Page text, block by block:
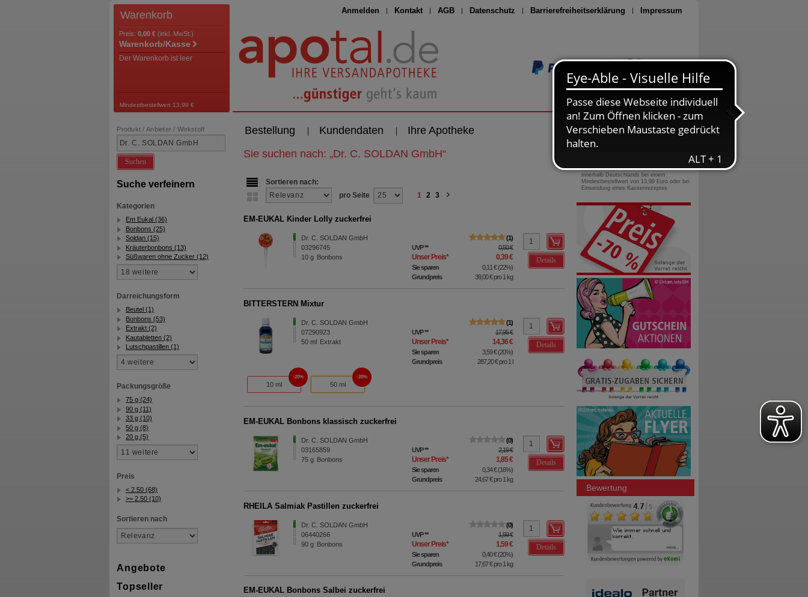
Anmelden Kontakt AGB Datenschutz Barrierefreiheitserklärung Impressum
Seite drucken
Warenkorb
Preis: 0,00 € (inkl. MwSt.)
Warenkorb/Kasse
Der Warenkorb ist leer
Mindestbestellwert 13,99 €
Bestellung Kundendaten Ihre Apotheke
Produkt / Anbieter / Wirkstoff
Suchen
Suche verfeinern
Kategorien
Em Eukal (36)
Bonbons (25)
Soldan (15)
Kräuterbonbons (13)
Süßwaren ohne Zucker (12)
Darreichungsform
Beutel (1)
Bonbons (53)
Extrakt (2)
Kautabletten (2)
Lutschpastillen (1)
Packungsgröße
75 g (24)
90 g (11)
33 g (10)
50 g (8)
20 g (5)
Preis
< 2.50 (68)
>= 2.50 (10)
Sortieren nach
Angebote
Topseller
Sie suchen nach: „Dr. C. SOLDAN GmbH“
Sortieren nach:
pro Seite
1 2 3
EM-EUKAL Kinder Lolly zuckerfrei
Dr. C. SOLDAN GmbH
03296745
10g Bonbons
1
UVP** 0,50 €
Unser Preis* 0,39 €
Sie sparen 0,11 €(22%)
Grundpreis
39,00 €pro 1 kg
Details
BITTERSTERN Mixtur
Dr. C. SOLDAN GmbH
07290923
50 ml Extrakt
1
UVP** 17,95 €
Unser Preis* 14,36 €
Sie sparen 3,59 €(20%)
Grundpreis
287,20 €pro 1 l
Details
10 ml
20%
50 ml
20%
EM-EUKAL Bonbons klassisch zuckerfrei
Dr. C. SOLDAN GmbH
03165859
75g Bonbons
0
UVP** 2,19 €
Unser Preis* 1,85 €
Sie sparen 0,34 €(16%)
Grundpreis
24,67 €pro 1 kg
Details
RHEILA Salmiak Pastillen zuckerfrei
Dr. C. SOLDAN GmbH
06440266
90g Bonbons
0
UVP** 1,99 €
Unser Preis* 1,59 €
Sie sparen 0,40 €(20%)
Grundpreis
17,67 €pro 1 kg
Details
EM-EUKAL Bonbons Salbei zuckerfrei
0800-10 11 422
gebührenfreie Rufnummer
innerhalb Deutschlands bei einem
Mindestbestellwert von 13,99 Euro oder bei
Einsendung eines Kassenrezeptes
Bewertung